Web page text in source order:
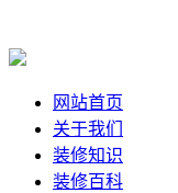
网站首页
关于我们
装修知识
装修百科